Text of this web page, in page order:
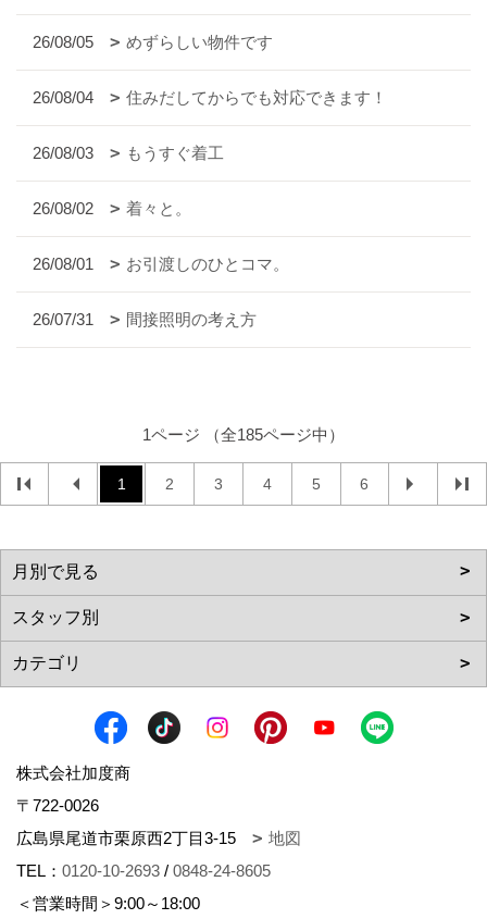
26/08/05 めずらしい物件です
26/08/04 住みだしてからでも対応できます！
26/08/03 もうすぐ着工
26/08/02 着々と。
26/08/01 お引渡しのひとコマ。
26/07/31 間接照明の考え方
1ページ （全185ページ中）
1 2 3 4 5 6
株式会社加度商
〒722-0026
広島県尾道市栗原西2丁目3-15
地図
TEL： 0120-10-2693 / 0848-24-8605
＜営業時間＞9:00～18:00